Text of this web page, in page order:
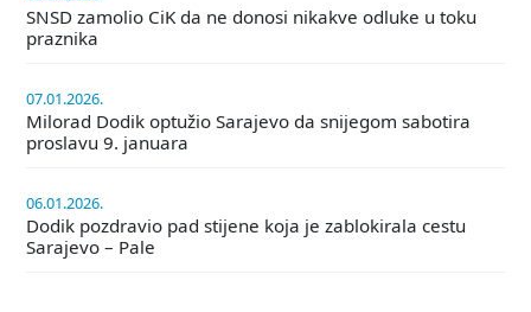
SNSD zamolio CiK da ne donosi nikakve odluke u toku
praznika
07.01.2026.
Milorad Dodik optužio Sarajevo da snijegom sabotira
proslavu 9. januara
06.01.2026.
Dodik pozdravio pad stijene koja je zablokirala cestu
Sarajevo – Pale